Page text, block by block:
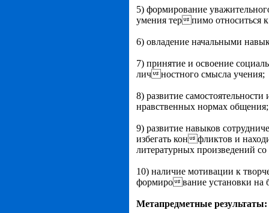
5) формирование
умения терпимо относиться
6) овладение начальными
7) принятие и освоение
личностного смысла учения;
8) развитие
нравственных нормах общения;
9) развитие навыков
избегать конфликтов и
литературных произведений
10) наличие мотивации к
формирование установки на
Метапредметные результаты: